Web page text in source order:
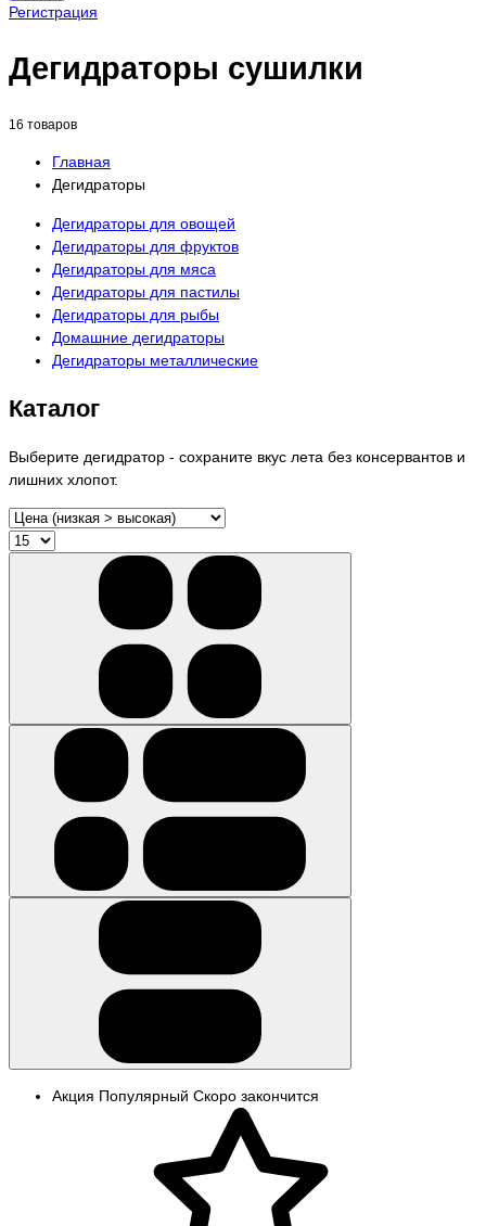
Регистрация
Дегидраторы сушилки
16 товаров
Главная
Дегидраторы
Дегидраторы для овощей
Дегидраторы для фруктов
Дегидраторы для мяса
Дегидраторы для пастилы
Дегидраторы для рыбы
Домашние дегидраторы
Дегидраторы металлические
Каталог
Выберите дегидратор - сохраните вкус лета без консервантов и
лишних хлопот.
Акция Популярный Скоро закончится